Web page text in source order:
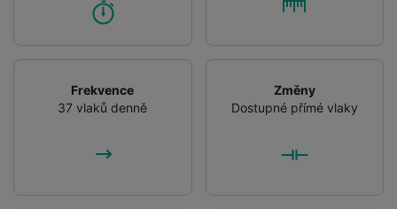
Frekvence
37 vlaků denně
Změny
Dostupné přímé vlaky